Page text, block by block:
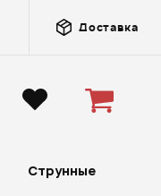
Доставка
Струнные